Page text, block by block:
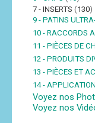
7 - INSERTS (130)
9 - PATINS
10 - RACCORDS
11 - PIÈCES DE
12 - PRODUITS
13 - PIÈCES ET
14 -
Voyez nos
Voyez nos